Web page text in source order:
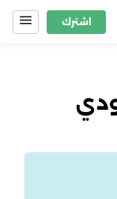
اشترك